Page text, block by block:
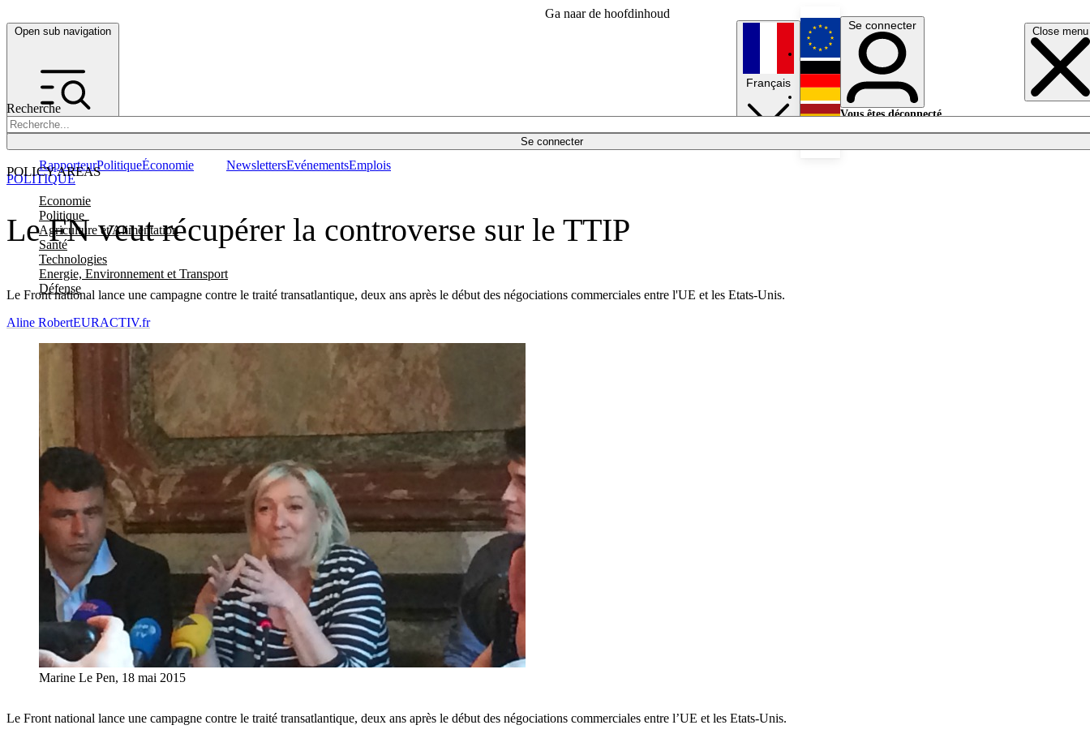
Ga naar de hoofdinhoud
Open sub navigation Close menu
Recherche
Se connecter
POLICY AREAS
Economie
Politique
Agriculture et Alimentation
Santé
Technologies
Energie, Environnement et Transport
Défense
RapporteurPolitiqueÉconomie NewslettersEvénementsEmplois
Français
English
Deutsch
Se connecter
Vous êtes déconnecté.
Le FN veut récupérer la controverse sur le TTIP
Le Front national lance une campagne contre le traité transatlantique, deux ans après le début des négociations commerciales entre l'UE et les Etats-Unis.
POLITIQUE
Aline RobertEURACTIV.fr
Marine Le Pen, 18 mai 2015
Le Front national lance une campagne contre le traité transatlantique, deux ans après le début des négociations commerciales entre l’UE et les Etats-Unis.